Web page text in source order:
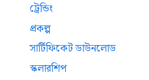
ট্রেন্ডিং
প্রকল্প
সার্টিফিকেট ডাউনলোড
স্কলারশিপ